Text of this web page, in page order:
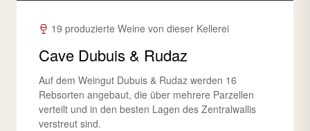
19 produzierte Weine von dieser Kellerei
Cave Dubuis & Rudaz
Auf dem Weingut Dubuis & Rudaz werden 16
Rebsorten angebaut, die über mehrere Parzellen
verteilt und in den besten Lagen des Zentralwallis
verstreut sind.